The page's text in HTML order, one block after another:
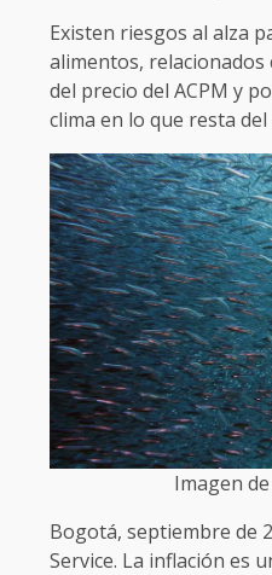
Existen riesgos al alza
alimentos,
del precio del ACPM y
clima en lo que resta del
Imagen
Bogotá, septiembre de
Service. La inflación es